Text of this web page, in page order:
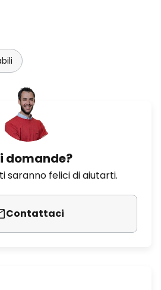
domande?
saranno felici di aiutarti.
Contattaci